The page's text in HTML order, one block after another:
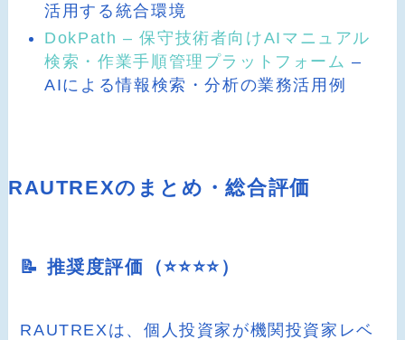
活用する統合環境
DokPath – 保守技術者向けAIマニュアル
検索・作業手順管理プラットフォーム –
AIによる情報検索・分析の業務活用例
RAUTREXのまとめ・総合評価
📝 推奨度評価（⭐️⭐️⭐️⭐️）
RAUTREXは、個人投資家が機関投資家レベ